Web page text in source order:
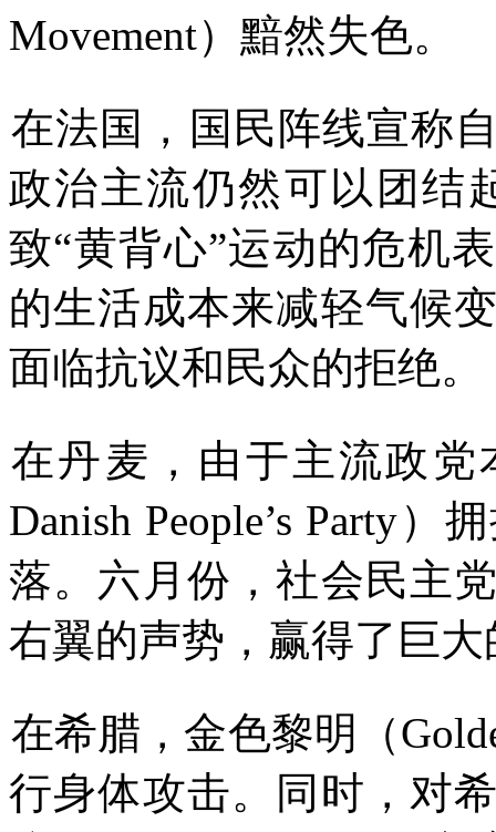
Movement）黯然失色。
在法国，国民阵线宣称
政治主流仍然可以团结
致“黄背心”运动的危机
的生活成本来减轻气候
面临抗议和民众的拒绝。
在丹麦，由于主流政
Danish People’s Party）
落。六月份，社会民主
右翼的声势，赢得了巨
在希腊，金色黎明（
行身体攻击。同时，对